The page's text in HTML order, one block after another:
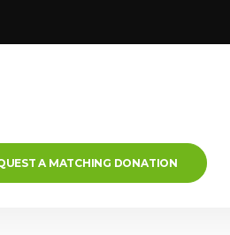
A MATCHING DONATION